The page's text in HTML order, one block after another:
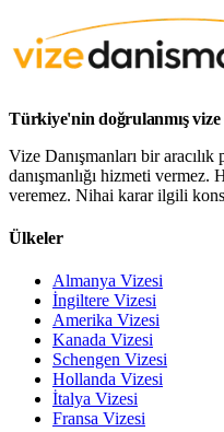
Türkiye'nin doğrulanmış vize
Vize Danışmanları bir
danışmanlığı hizmeti
veremez. Nihai karar ilgili
Ülkeler
Almanya Vizesi
İngiltere Vizesi
Amerika Vizesi
Kanada Vizesi
Schengen Vizesi
Hollanda Vizesi
İtalya Vizesi
Fransa Vizesi